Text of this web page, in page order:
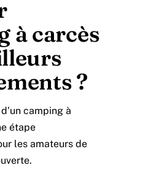
à carcès
?
camping à
étape
les amateurs de